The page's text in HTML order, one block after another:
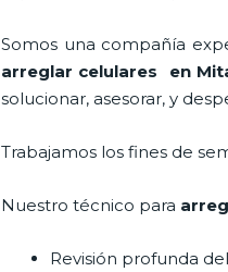
Somos una compañía
arreglar celulares en
solucionar, asesorar, y
Trabajamos los fines de
Nuestro técnico para
Revisión profunda